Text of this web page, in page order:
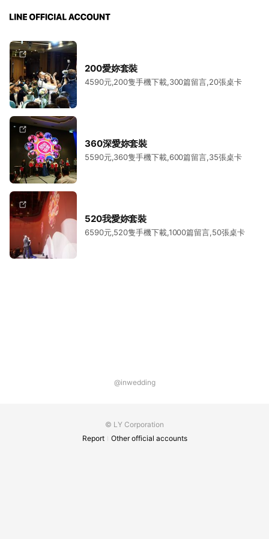
200愛妳套裝
4590元,200隻手機下載,300篇留言,20張桌卡
360深愛妳套裝
5590元,360隻手機下載,600篇留言,35張桌卡
520我愛妳套裝
6590元,520隻手機下載,1000篇留言,50張桌卡
@inwedding
© LY Corporation
Report
Other official accounts